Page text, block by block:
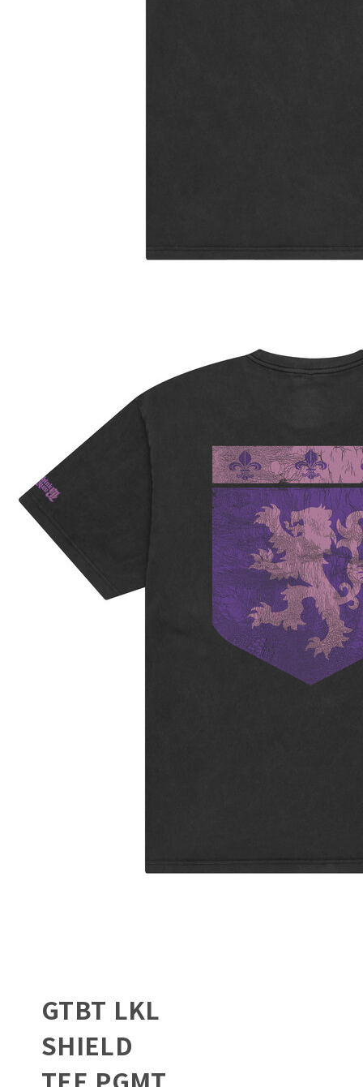
GTBT LKL
SHIELD